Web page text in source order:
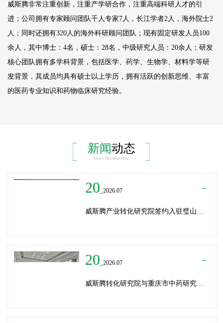
威斯腾非常注重创新，注重产学研合作，注重高端科研人才的引
进；公司拥有专家顾问团队千人专家7人，长江学者2人，海外院士2
人；同时还拥有320人的海外科研顾问团队；现有固定研发人员100
余人，其中博士：4名，硕士：28名，中级研究人员：20余人；研发
核心团队拥有多学科背景，包括医学、药学、生物学、材料学等研
发背景，其成员均具有硕士以上学历，拥有活跃的创新思维、丰富
的医药专业知识和药物临床研究经验。
新闻动态
NEWS INFORMATION
20 _2026.07 →
20 _2026.07 →
威斯腾转化研究院与重庆市中药研究院深化战略合作，共筑中医药产学研创新生态